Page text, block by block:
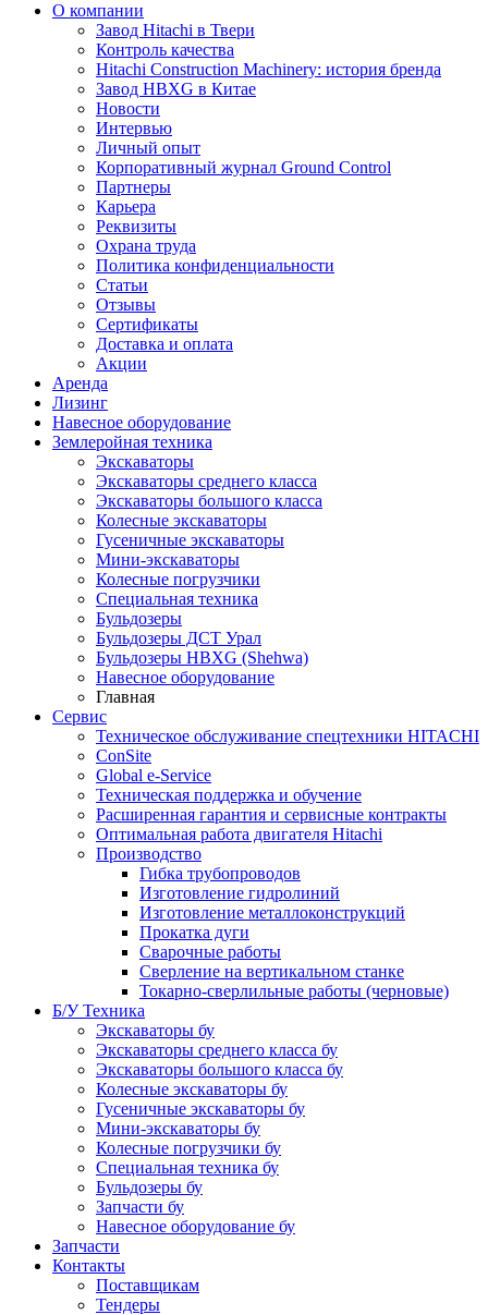
О компании
Завод Hitachi в Твери
Контроль качества
Hitachi Construction Machinery: история бренда
Завод HBXG в Китае
Новости
Интервью
Личный опыт
Корпоративный журнал Ground Control
Партнеры
Карьера
Реквизиты
Охрана труда
Политика конфиденциальности
Статьи
Отзывы
Сертификаты
Доставка и оплата
Акции
Аренда
Лизинг
Навесное оборудование
Землеройная техника
Экскаваторы
Экскаваторы среднего класса
Экскаваторы большого класса
Колесные экскаваторы
Гусеничные экскаваторы
Мини-экскаваторы
Колесные погрузчики
Специальная техника
Бульдозеры
Бульдозеры ДСТ Урал
Бульдозеры HBXG (Shehwa)
Навесное оборудование
Главная
Сервис
Техническое обслуживание спецтехники HITACHI
ConSite
Global e-Service
Техническая поддержка и обучение
Расширенная гарантия и сервисные контракты
Оптимальная работа двигателя Hitachi
Производство
Гибка трубопроводов
Изготовление гидролиний
Изготовление металлоконструкций
Прокатка дуги
Сварочные работы
Сверление на вертикальном станке
Токарно-сверлильные работы (черновые)
Б/У Техника
Экскаваторы бу
Экскаваторы среднего класса бу
Экскаваторы большого класса бу
Колесные экскаваторы бу
Гусеничные экскаваторы бу
Мини-экскаваторы бу
Колесные погрузчики бу
Специальная техника бу
Бульдозеры бу
Запчасти бу
Навесное оборудование бу
Запчасти
Контакты
Поставщикам
Тендеры